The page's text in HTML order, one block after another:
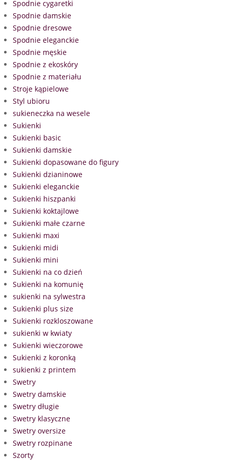
Spodnie cygaretki
Spodnie damskie
Spodnie dresowe
Spodnie eleganckie
Spodnie męskie
Spodnie z ekoskóry
Spodnie z materiału
Stroje kąpielowe
Styl ubioru
sukieneczka na wesele
Sukienki
Sukienki basic
Sukienki damskie
Sukienki dopasowane do figury
Sukienki dzianinowe
Sukienki eleganckie
Sukienki hiszpanki
Sukienki koktajlowe
Sukienki małe czarne
Sukienki maxi
Sukienki midi
Sukienki mini
Sukienki na co dzień
Sukienki na komunię
sukienki na sylwestra
Sukienki plus size
Sukienki rozkloszowane
sukienki w kwiaty
Sukienki wieczorowe
Sukienki z koronką
sukienki z printem
Swetry
Swetry damskie
Swetry długie
Swetry klasyczne
Swetry oversize
Swetry rozpinane
Szorty